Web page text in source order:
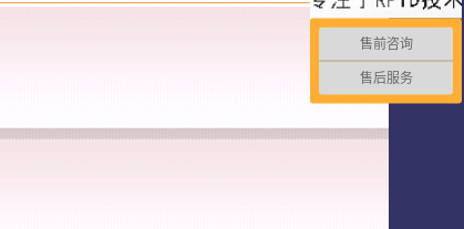
售前咨询
售后服务